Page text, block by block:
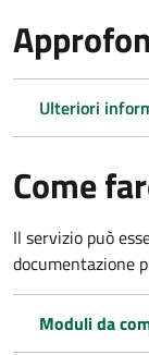
Ulteriori
Come
Il servizio può
documentazione
Moduli da